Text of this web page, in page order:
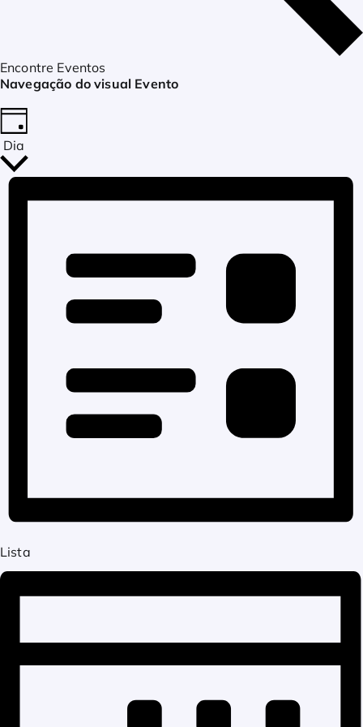
Encontre Eventos
Navegação do visual Evento
Dia
Lista